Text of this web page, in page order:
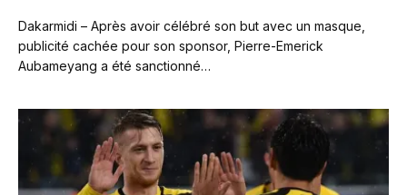
Dakarmidi – Après avoir célébré son but avec un masque,
publicité cachée pour son sponsor, Pierre-Emerick
Aubameyang a été sanctionné…